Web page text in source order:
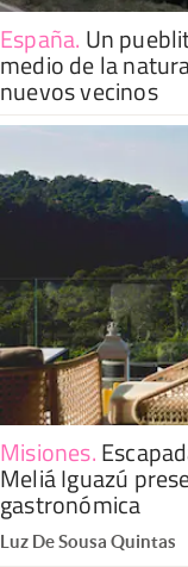
España. Un
medio de la
nuevos vecinos
Misiones.
Meliá Iguazú
gastronómica
Luz De Sousa Quintas